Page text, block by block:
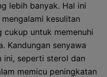
lebih banyak. Hal ini
kesulitan
cukup untuk memenuhi
Kandungan senyawa
seperti sterol dan
memicu peningkatan